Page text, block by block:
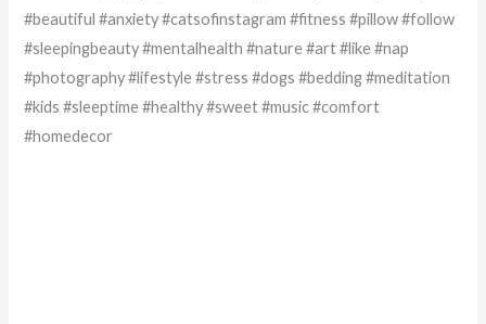
#beautiful #anxiety #catsofinstagram #fitness #pillow #follow
#sleepingbeauty #mentalhealth #nature #art #like #nap
#photography #lifestyle #stress #dogs #bedding #meditation
#kids #sleeptime #healthy #sweet #music #comfort
#homedecor